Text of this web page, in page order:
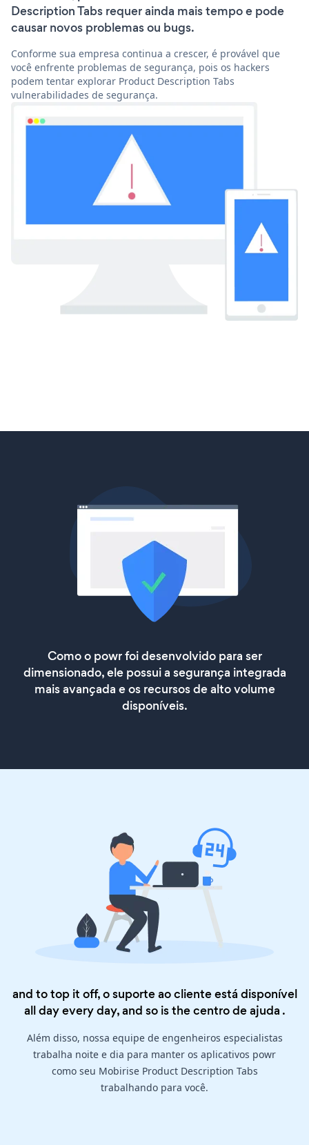
Description Tabs requer ainda mais tempo e pode
causar novos problemas ou bugs.
Conforme sua empresa continua a crescer, é provável que
você enfrente problemas de segurança, pois os hackers
podem tentar explorar Product Description Tabs
vulnerabilidades de segurança.
Como o powr foi desenvolvido para ser
dimensionado, ele possui a segurança integrada
mais avançada e os recursos de alto volume
disponíveis.
and to top it off, o suporte ao cliente está disponível
all day every day, and so is thecentro de ajuda .
Além disso, nossa equipe de engenheiros especialistas
trabalha noite e dia para manter os aplicativos powr
como seu Mobirise Product Description Tabs
trabalhando para você.